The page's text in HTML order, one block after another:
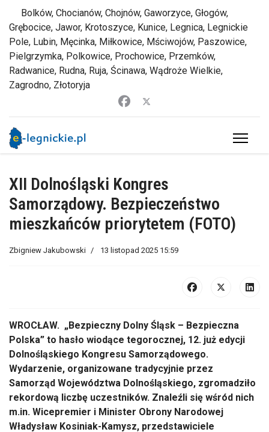
Bolków, Chocianów, Chojnów, Gaworzyce, Głogów,
Grębocice, Jawor, Krotoszyce, Kunice, Legnica, Legnickie
Pole, Lubin, Męcinka, Miłkowice, Mściwojów, Paszowice,
Pielgrzymka, Polkowice, Prochowice, Przemków,
Radwanice, Rudna, Ruja, Ścinawa, Wądroże Wielkie,
Zagrodno, Złotoryja
XII Dolnośląski Kongres
Samorządowy. Bezpieczeństwo
mieszkańców priorytetem (FOTO)
Zbigniew Jakubowski 13 listopad 2025 15:59
WROCŁAW. „Bezpieczny Dolny Śląsk – Bezpieczna
Polska” to hasło wiodące tegorocznej, 12. już edycji
Dolnośląskiego Kongresu Samorządowego.
Wydarzenie, organizowane tradycyjnie przez
Samorząd Województwa Dolnośląskiego, zgromadziło
rekordową liczbę uczestników. Znaleźli się wśród nich
m.in. Wicepremier i Minister Obrony Narodowej
Władysław Kosiniak-Kamysz, przedstawiciele